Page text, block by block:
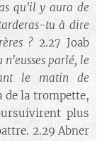
qu'il y aura de
tu à dire
? 2.27 Joab
n'eusses parlé, le
le matin de
de la trompette,
plus
2.29 Abner